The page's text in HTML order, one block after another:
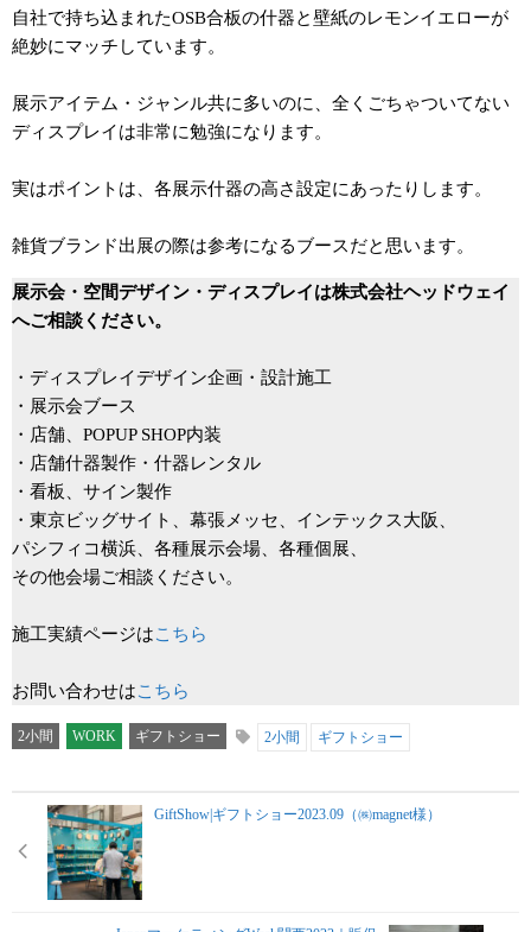
自社で持ち込まれたOSB合板の什器と壁紙のレモンイエローが
絶妙にマッチしています。
展示アイテム・ジャンル共に多いのに、全くごちゃついてない
ディスプレイは非常に勉強になります。
実はポイントは、各展示什器の高さ設定にあったりします。
雑貨ブランド出展の際は参考になるブースだと思います。
展示会・空間デザイン・ディスプレイは株式会社ヘッドウェイ
へご相談ください。
・ディスプレイデザイン企画・設計施工
・展示会ブース
・店舗、POPUP SHOP内装
・店舗什器製作・什器レンタル
・看板、サイン製作
・東京ビッグサイト、幕張メッセ、インテックス大阪、
パシフィコ横浜、各種展示会場、各種個展、
その他会場ご相談ください。
施工実績ページはこちら
お問い合わせはこちら
2小間 WORK ギフトショー 2小間 ギフトショー
GiftShow|ギフトショー2023.09（㈱magnet様）